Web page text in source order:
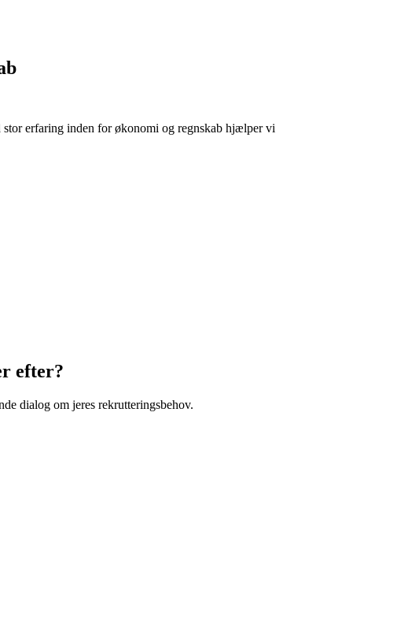
erfaring inden for økonomi og regnskab hjælper vi
efter?
dialog om jeres rekrutteringsbehov.